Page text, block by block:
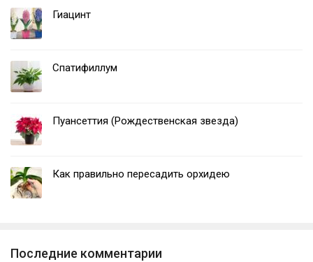
Гиацинт
Спатифиллум
Пуансеттия (Рождественская звезда)
Как правильно пересадить орхидею
Последние комментарии